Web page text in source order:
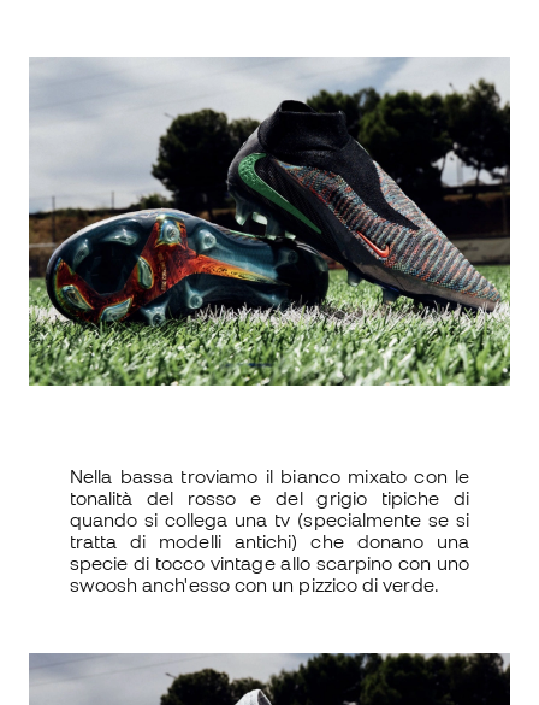
Nella bassa troviamo il bianco mixato con le
tonalità del rosso e del grigio tipiche di
quando si collega una tv (specialmente se si
tratta di modelli antichi) che donano una
specie di tocco vintage allo scarpino con uno
swoosh anch'esso con un pizzico di verde.